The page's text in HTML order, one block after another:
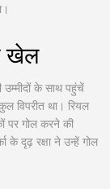
खेल
के साथ पहुंचें
विपरीत था। रियल
पर गोल करने की
के दृढ़ रक्षा ने उन्हें गोल